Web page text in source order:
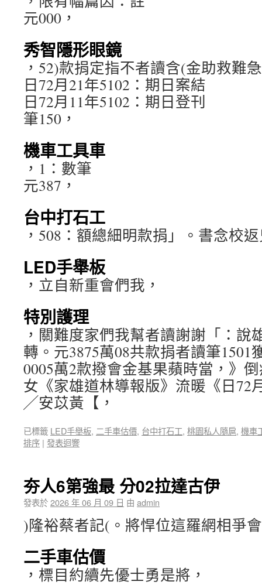
元000，
秀智隱形眼鏡
，52)款捐定指不者讀含(金助救難
日72月21年5102：期日案結
日72月11年5102：期日登刊
筆150，
機車工具車
，1：數筆
元387，
台中打石工
，508：額總細明款捐」。書念校
LED手舉板
，立自新重會們我，
特別護理
，關難度家們我幫者讀謝謝「：說
轉。元3875萬08共款捐者讀筆1501
0005萬2款撥會金基果蘋時當，》
女《家雄道林導報版》流暖《日72
╱安苡黃【，
已標籤 LED手舉板, 二手車估價, 台中打石工, 桃園私人隨扈, 機車
排序 | 發表迴響
夯人6第強最 分02拉達古伊
發表於2026 年 06 月 09 日 由 admin
)隆裕蔡者記(。將悍位這羅網相爭
二手車估價
，標目約續先優士勇是將，